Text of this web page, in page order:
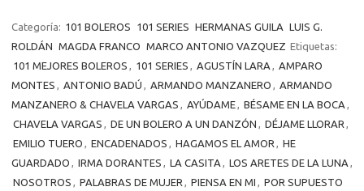
Categoría: 101 BOLEROS 101 SERIES HERMANAS GUILA LUIS G.
ROLDÁN MAGDA FRANCO MARCO ANTONIO VAZQUEZ Etiquetas:
101 MEJORES BOLEROS , 101 SERIES , AGUSTÍN LARA , AMPARO
MONTES , ANTONIO BADÚ , ARMANDO MANZANERO , ARMANDO
MANZANERO & CHAVELA VARGAS , AYÚDAME, BÉSAME EN LA BOCA ,
CHAVELA VARGAS , DE UN BOLERO A UN DANZÓN , DÉJAME LLORAR ,
EMILIO TUERO , ENCADENADOS , HAGAMOS EL AMOR , HE
GUARDADO , IRMA DORANTES , LA CASITA , LOS ARETES DE LA LUNA ,
NOSOTROS , PALABRAS DE MUJER , PIENSA EN MI , POR SUPUESTO